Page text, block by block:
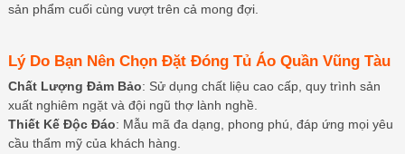
sản phẩm cuối cùng vượt trên cả mong đợi.
Lý Do Bạn Nên Chọn Đặt Đóng Tủ Áo Quần Vũng Tàu
Chất Lượng Đảm Bảo: Sử dụng chất liệu cao cấp, quy trình sản
xuất nghiêm ngặt và đội ngũ thợ lành nghề.
Thiết Kế Độc Đáo: Mẫu mã đa dạng, phong phú, đáp ứng mọi yêu
cầu thẩm mỹ của khách hàng.